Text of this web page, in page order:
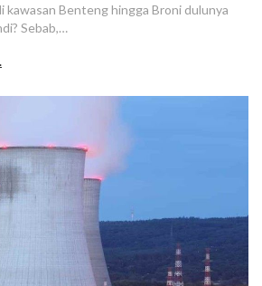
kawasan Benteng hingga Broni dulunya
Sebab,…